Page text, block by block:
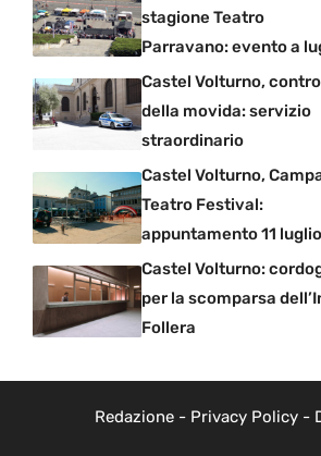
stagione Teatro
Parravano: evento a
Castel Volturno,
della movida: servizio
straordinario
Castel Volturno,
Teatro Festival:
appuntamento 11 luglio
Castel Volturno:
per la scomparsa
Follera
Redazione- Privacy Policy-